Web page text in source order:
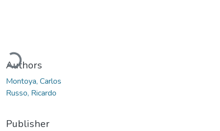
Authors
Montoya, Carlos
Russo, Ricardo
Publisher